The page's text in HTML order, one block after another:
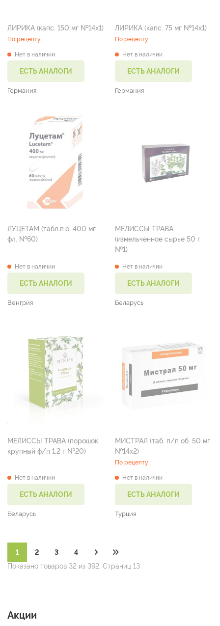
ЛИРИКА (капс. 150 мг №14х1)
По рецепту
Нет в наличии
ЕСТЬ АНАЛОГИ
Германия
ЛИРИКА (капс. 75 мг №14х1)
По рецепту
Нет в наличии
ЕСТЬ АНАЛОГИ
Германия
ЛУЦЕТАМ (табл.п.о. 400 мг
фл. №60)
Нет в наличии
ЕСТЬ АНАЛОГИ
Венгрия
МЕЛИССЫ ТРАВА
(измельченное сырье 50 г
№1)
Нет в наличии
ЕСТЬ АНАЛОГИ
Беларусь
МЕЛИССЫ ТРАВА (порошок
крупный ф/п 1,2 г №20)
Нет в наличии
ЕСТЬ АНАЛОГИ
Беларусь
МИСТРАЛ (таб. п/п об. 50 мг
№14х2)
По рецепту
Нет в наличии
ЕСТЬ АНАЛОГИ
Турция
1 2 3
4
Показано товаров 32 из 392. Страниц 13
Акции